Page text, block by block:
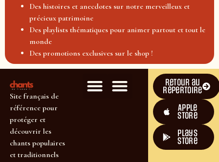
Des histoires et anecdotes sur notre merveilleux et
précieux patrimoine
Des playlists thématiques pour animer partout et tout le
monde
Des promotions exclusives sur le shop !
Site français de
référence pour
protéger et
découvrir les
chants populaires
et traditionnels
Retour au
répertoire
Apple
Store
plays
store